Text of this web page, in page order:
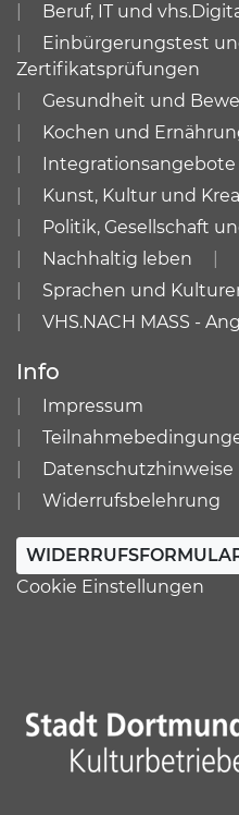
Beruf, IT und
Einbürgerungstest
Zertifikatsprüfungen
Gesundheit und
Kochen und
Integrationsangebote
Kunst, Kultur und
Politik, Gesellschaft
Nachhaltig leben
Sprachen und
VHS.NACH MASS -
Info
Impressum
Datenschutzhinweise
Widerrufsbelehrung
Cookie Einstellungen